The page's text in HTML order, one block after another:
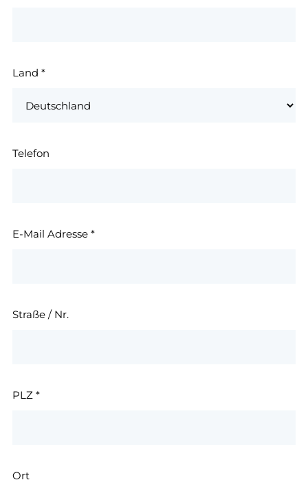
Land *
Telefon
E-Mail Adresse *
Straße / Nr.
PLZ *
Ort